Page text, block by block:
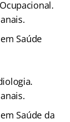
Saúde
Saúde da